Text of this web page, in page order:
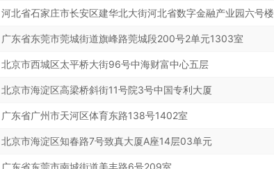
河北省石家庄市长安区建华北大街河北省数字金融产业园六号楼
广东省东莞市莞城街道旗峰路莞城段200号2单元1303室
北京市西城区太平桥大街96号中海财富中心五层
北京市海淀区高梁桥斜街11号院3号中国专利大厦
广东省广州市天河区体育东路138号1402室
北京市海淀区知春路7号致真大厦A座14层03单元
广东省东莞市南城街道美丰路6号209室